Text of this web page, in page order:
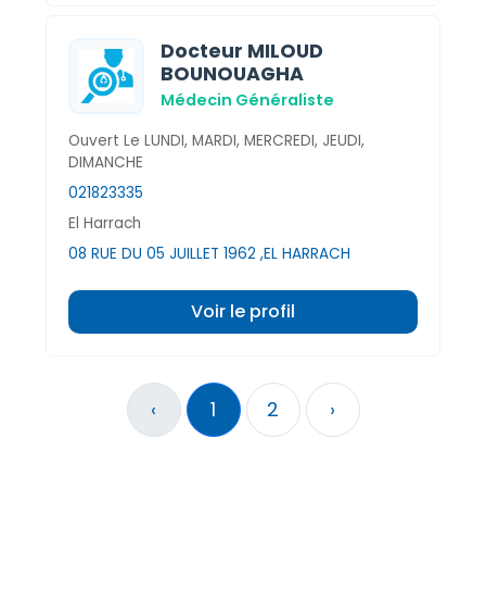
Docteur MILOUD
BOUNOUAGHA
Médecin Généraliste
Ouvert Le LUNDI, MARDI, MERCREDI, JEUDI,
DIMANCHE
021823335
El Harrach
08 RUE DU 05 JUILLET 1962 ,EL HARRACH
Voir le profil
‹ 1 2 ›